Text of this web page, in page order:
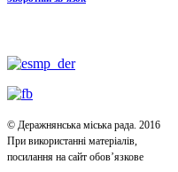
© Деражнянська міська рада. 2016
При використанні матеріалів,
посилання на сайт обов’язкове